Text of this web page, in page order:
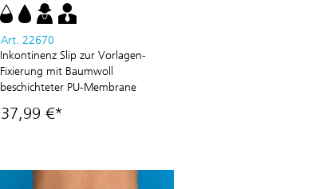
Art. 22670
Inkontinenz Slip zur Vorlagen-
Fixierung mit Baumwoll
beschichteter PU-Membrane
37,99 €*